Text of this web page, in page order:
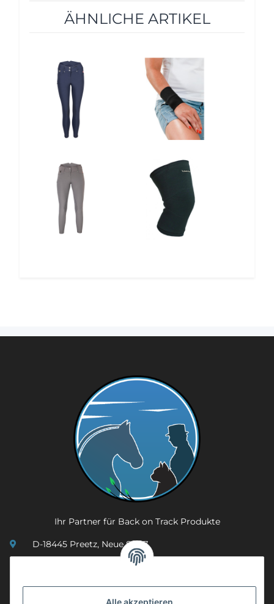
Alle akzeptieren
ÄHNLICHE ARTIKEL
12%
12%
12%
12%
Ihr Partner für Back on Track Produkte
D-18445 Preetz, Neue Str. 7
info@mobility-in-harmony.de